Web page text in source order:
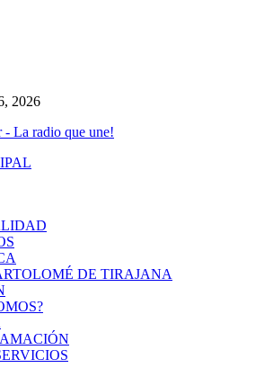
2026
- La radio que une!
DE TIRAJANA